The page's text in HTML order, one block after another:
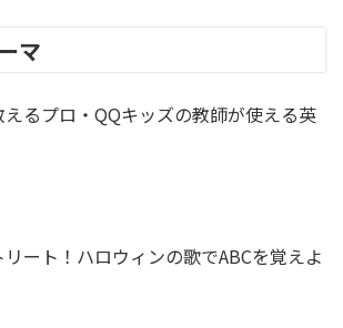
マ
るプロ・QQキッズの教師が使える英
リート！ハロウィンの歌でABCを覚えよ